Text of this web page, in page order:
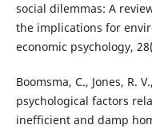
social dilemmas: A
the implications for
economic psychology,
Boomsma, C., Jones, R.
psychological factors
inefficient and damp